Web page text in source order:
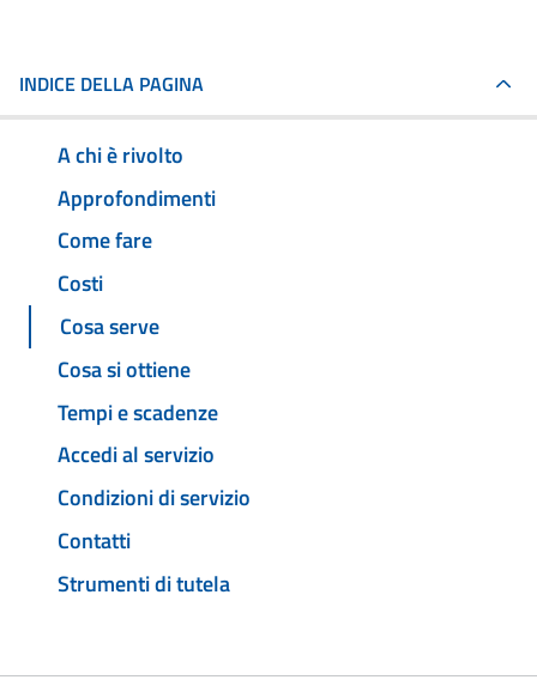
INDICE DELLA PAGINA
A chi è rivolto
Approfondimenti
Come fare
Costi
Cosa serve
Cosa si ottiene
Tempi e scadenze
Accedi al servizio
Condizioni di servizio
Contatti
Strumenti di tutela